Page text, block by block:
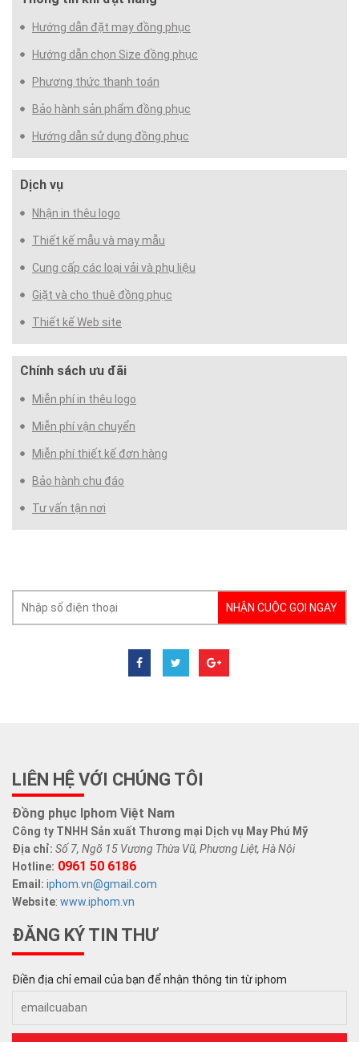
Hướng dẫn đặt may đồng phục
Hướng dẫn chọn Size đồng phục
Phương thức thanh toán
Bảo hành sản phẩm đồng phục
Hướng dẫn sử dụng đồng phục
Dịch vụ
Nhận in thêu logo
Thiết kế mẫu và may mẫu
Cung cấp các loại vải và phụ liệu
Giặt và cho thuê đồng phục
Thiết kế Web site
Chính sách ưu đãi
Miễn phí in thêu logo
Miễn phí vận chuyển
Miễn phí thiết kế đơn hàng
Bảo hành chu đáo
Tư vấn tận nơi
NHẬN CUỘC GỌI NGAY
LIÊN HỆ VỚI CHÚNG TÔI
Đồng phục Iphom Việt Nam
Công ty TNHH Sản xuất Thương mại Dịch vụ May Phú Mỹ
Địa chỉ: Số 7, Ngõ 15 Vương Thừa Vũ, Phương Liệt, Hà Nội
Hotline: 0961 50 6186
Email: iphom.vn@gmail.com
Website: www.iphom.vn
ĐĂNG KÝ TIN THƯ
Điền địa chỉ email của bạn để nhận thông tin từ iphom